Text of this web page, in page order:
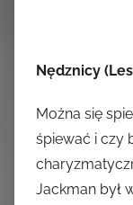
Nędznicy
Można się
śpiewać i czy
Jackman był